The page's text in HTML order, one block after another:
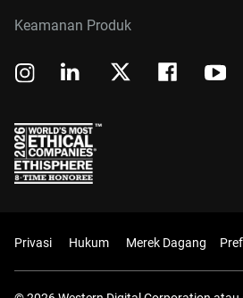
Keamanan Produk
Privasi Hukum Merek Dagang